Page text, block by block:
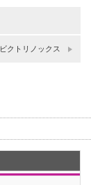
ビクトリノックス